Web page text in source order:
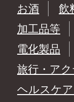
お酒
飲
加工品等
電化製品
旅行・ア
ヘルスケ